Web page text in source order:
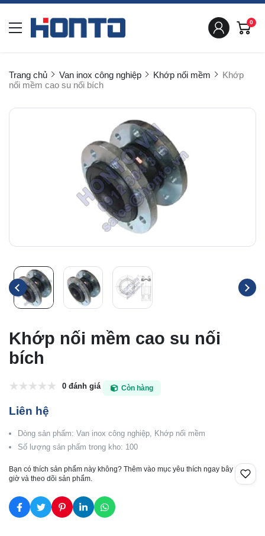
0
Trang chủ Van inox công nghiệp Khớp nối mềm
Khớp
nối mềm cao su nối bích
Khớp nối mềm cao su nối
bích
0 đánh giá Còn hàng
Liên hệ
Dòng sản phẩm: Van inox công nghiệp, Khớp nối mềm
Số lượng sản phẩm trong kho: 100
Bạn có thích sản phẩm này không? Thêm vào mục yêu thích ngay bây
giờ và theo dõi sản phẩm.